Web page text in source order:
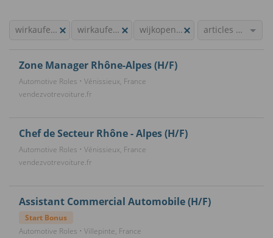
wirkaufendeinauto.de wirkaufendeinauto.at wijkopenautos.nl articles plus
Zone Manager Rhône-Alpes (H/F)
Automotive Roles • Vénissieux, France
vendezvotrevoiture.fr
Chef de Secteur Rhône - Alpes (H/F)
Automotive Roles • Vénissieux, France
vendezvotrevoiture.fr
Assistant Commercial Automobile (H/F)
Start Bonus
Automotive Roles • Villepinte, France